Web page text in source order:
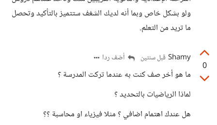
ولو بشكل خاص وبما أنه لديك الشغف ستتميز بالتأكيد وتحصل
ما تريد من التعلم.
0
Shamy قبل سنتين أضف ردا
ما هو أخر صف كنت به عندما تركت المدرسة ؟
لماذا الرياضيات بالتحديد ؟
هل عندك اهتمام اضافي ؟ مثلا فيزياء او محاسبة ؟؟